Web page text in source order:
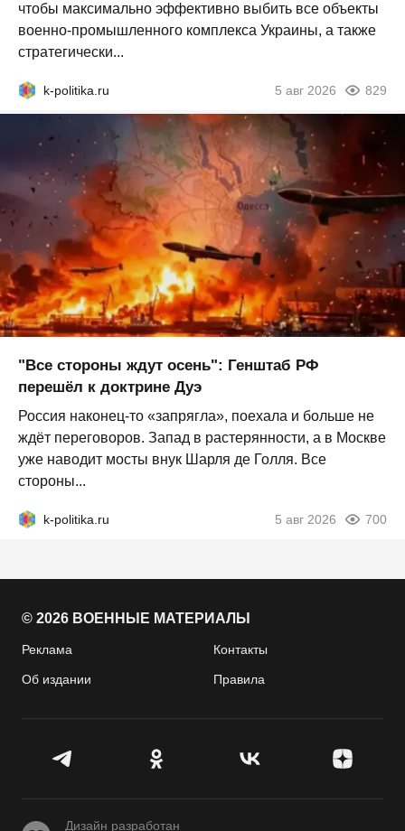
чтобы максимально эффективно выбить все объекты
военно-промышленного комплекса Украины, а также
стратегически...
k-politika.ru 5 авг 2026 829
"Все стороны ждут осень": Генштаб РФ
перешёл к доктрине Дуэ
Россия наконец-то «запрягла», поехала и больше не
ждёт переговоров. Запад в растерянности, а в Москве
уже наводит мосты внук Шарля де Голля. Все
стороны...
k-politika.ru 5 авг 2026 700
© 2026 ВОЕННЫЕ МАТЕРИАЛЫ
Реклама Контакты
Об издании Правила